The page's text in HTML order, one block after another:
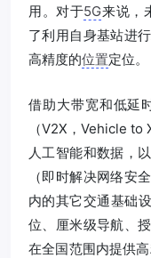
用。对于5G来说，
了利用自身基站进
高精度的位置定位。
借助大带宽和低延
（V2X，Vehicle to
人工智能和数据，
（即时解决网络安
内的其它交通基础
位、厘米级导航、
在全国范围内提供